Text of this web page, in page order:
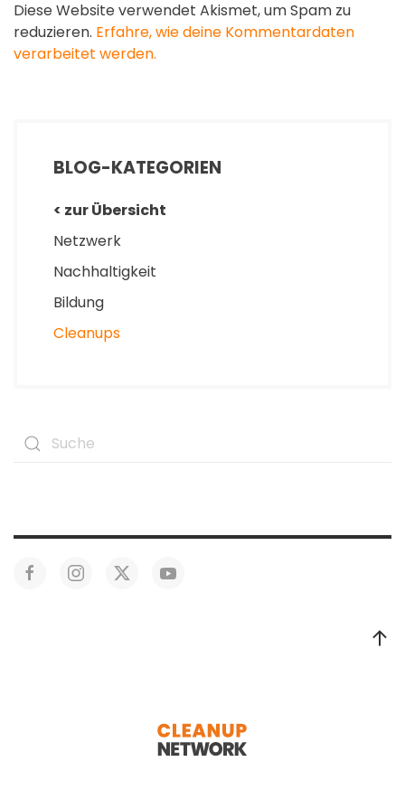
Diese Website verwendet Akismet, um Spam zu
reduzieren. Erfahre, wie deine Kommentardaten
verarbeitet werden.
BLOG-KATEGORIEN
< zur Übersicht
Netzwerk
Nachhaltigkeit
Bildung
Cleanups